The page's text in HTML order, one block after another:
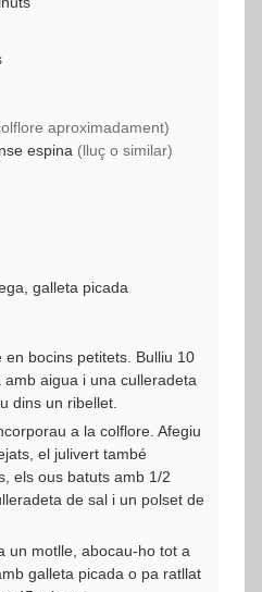
aproximadament)
espina (lluç o similar)
galleta picada
en bocins petitets. Bulliu 10
amb aigua i una culleradeta
dins un ribellet.
a la colflore. Afegiu
el julivert també
els ous batuts amb 1/2
de sal i un polset de
un motlle, abocau-ho tot a
galleta picada o pa ratllat